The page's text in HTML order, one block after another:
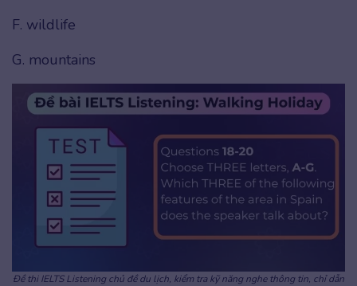
F. wildlife
G. mountains
Đề thi IELTS Listening chủ đề du lịch, kiểm tra kỹ năng nghe thông tin, chỉ dẫn